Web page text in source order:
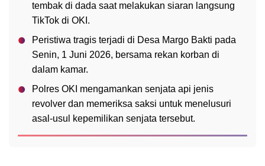
tembak di dada saat melakukan siaran langsung
TikTok di OKI.
Peristiwa tragis terjadi di Desa Margo Bakti pada
Senin, 1 Juni 2026, bersama rekan korban di
dalam kamar.
Polres OKI mengamankan senjata api jenis
revolver dan memeriksa saksi untuk menelusuri
asal-usul kepemilikan senjata tersebut.